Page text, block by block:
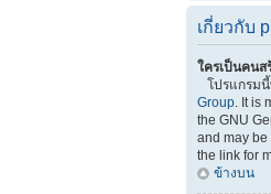
เกี่ยวกับ
ใครเป็นคนส
โปรแกรม
Group . It
the GNU
and may
the link for
ข้างบน